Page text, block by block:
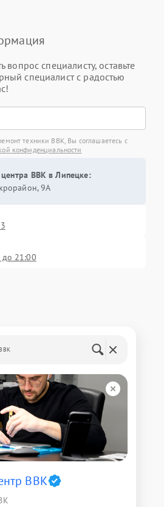
вопрос специалисту, оставьте
специалист с радостью
техники BBK, Вы соглашаетесь с
конфиденциальности
BBK в Липецке:
9А
до 21:00
BBK